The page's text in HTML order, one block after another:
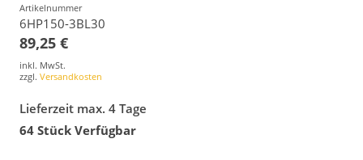
Artikelnummer
6HP150-3BL30
89,25 €
inkl. MwSt.
zzgl. Versandkosten
Lieferzeit max. 4 Tage
64 Stück Verfügbar